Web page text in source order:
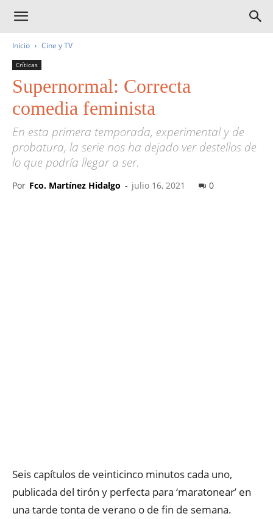
Inicio Cine y TV
Críticas
Supernormal: Correcta
comedia feminista
En esta primera temporada, experimental y de
probatura, la serie nos ha dejado ver destellos de
lo que podría llegar a ser.
Por Fco. Martínez Hidalgo - julio 16, 2021 0
Seis capítulos de veinticinco minutos cada uno,
publicada del tirón y perfecta para ‘maratonear’ en
una tarde tonta de verano o de fin de semana.